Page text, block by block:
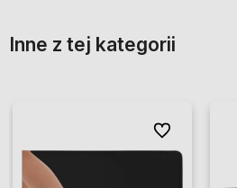
Inne z tej kategorii
Do ulubionych
Do ulubionych